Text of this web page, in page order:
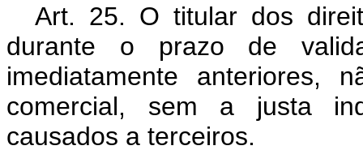
Art. 25. O titular dos
durante o prazo de
imediatamente anteriores,
comercial, sem a justa
causados a terceiros.